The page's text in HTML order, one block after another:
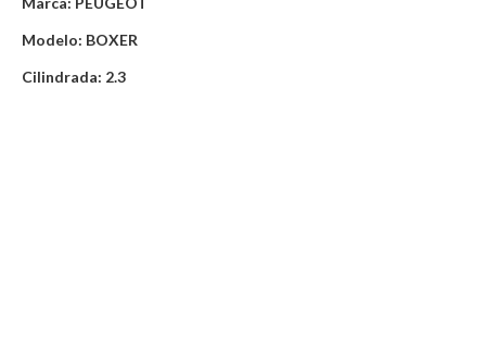
Modelo: BOXER
Cilindrada: 2.3